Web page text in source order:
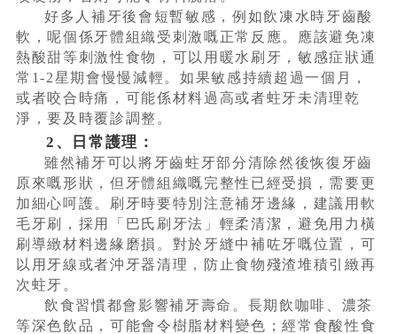
好多人補牙後會短暫敏感，例如飲凍水時牙齒酸
軟，呢個係牙體組織受刺激嘅正常反應。應該避免凍
熱酸甜等刺激性食物，可以用暖水刷牙，敏感症狀通
常1-2星期會慢慢減輕。如果敏感持續超過一個月，
或者咬合時痛，可能係材料過高或者蛀牙未清理乾
淨，要及時覆診調整。
2、日常護理：
雖然補牙可以將牙齒蛀牙部分清除然後恢復牙齒
原來嘅形狀，但牙體組織嘅完整性已經受損，需要更
加細心呵護。刷牙時要特別注意補牙邊緣，建議用軟
毛牙刷，採用「巴氏刷牙法」輕柔清潔，避免用力橫
刷導緻材料邊緣磨損。對於牙縫中補咗牙嘅位置，可
以用牙線或者沖牙器清理，防止食物殘渣堆積引緻再
次蛀牙。
飲食習慣都會影響補牙壽命。長期飲咖啡、濃茶
等深色飲品，可能會令樹脂材料變色；經常食酸性食